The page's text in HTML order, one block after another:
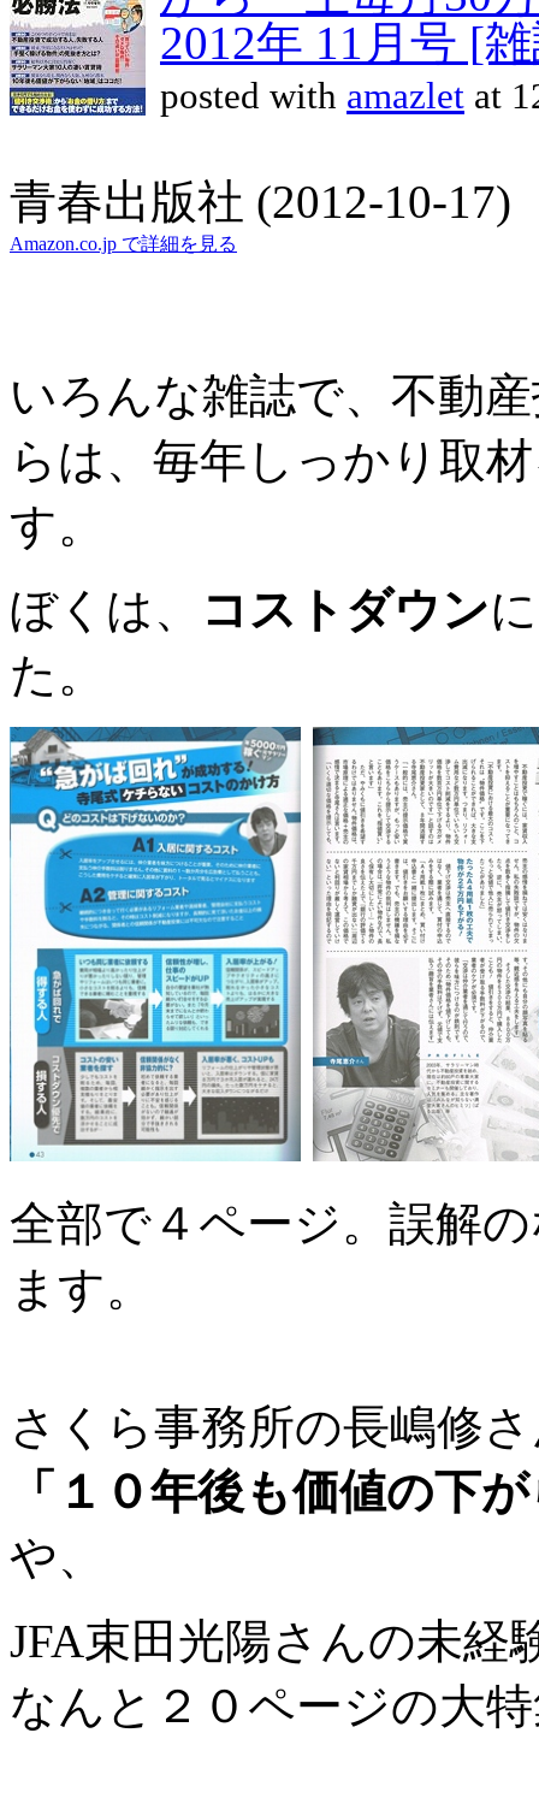
2012年 11月号 [
posted with amazlet at
青春出版社 (2012-10-17)
Amazon.co.jp で詳細を見る
いろんな雑誌で、不動
らは、毎年しっかり取
す。
ぼくは、
コストダウン
た。
全部で４ページ。誤解
ます。
さくら事務所の長嶋修
「１０年後も価値の下
や、
JFA束田光陽さんの未経
なんと２０ページの大